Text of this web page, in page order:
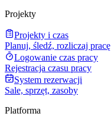
Projekty
Projekty i czas
Planuj, śledź, rozliczaj pracę
Logowanie czas pracy
Rejestracja czasu pracy
System rezerwacji
Sale, sprzęt, zasoby
Platforma